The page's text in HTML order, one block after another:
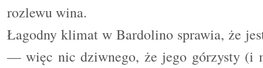
rozlewu wina.
Łagodny klimat w Bardolino sprawia, że
— więc nic dziwnego, że jego górzysty (i